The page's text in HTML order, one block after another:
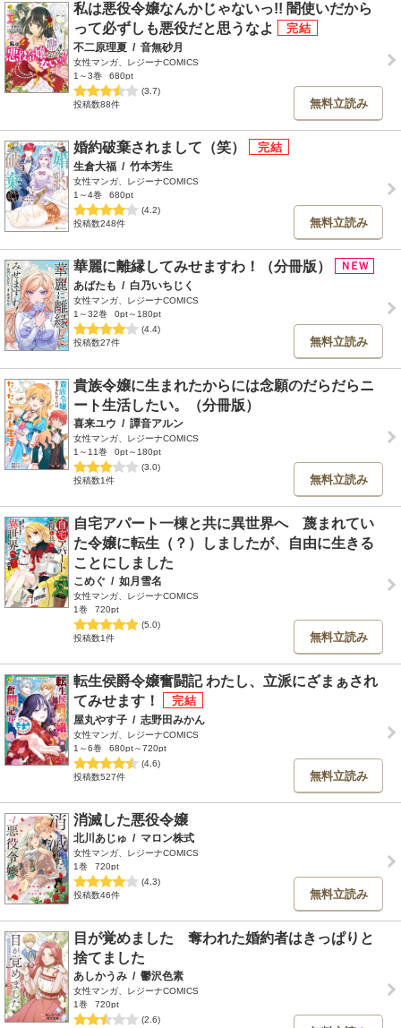
私は悪役令嬢なんかじゃないっ!! 闇使いだから
って必ずしも悪役だと思うなよ
不二原理夏 / 音無砂月
女性マンガ、レジーナCOMICS
1～3巻
680pt
(3.7)
投稿数88件
無料立読み
婚約破棄されまして（笑）
生倉大福 / 竹本芳生
女性マンガ、レジーナCOMICS
1～4巻
680pt
(4.2)
投稿数248件
無料立読み
華麗に離縁してみせますわ！（分冊版）
あばたも / 白乃いちじく
女性マンガ、レジーナCOMICS
1～32巻
0pt～180pt
(4.4)
投稿数27件
無料立読み
貴族令嬢に生まれたからには念願のだらだらニ
ート生活したい。（分冊版）
喜来ユウ / 譚音アルン
女性マンガ、レジーナCOMICS
1～11巻
0pt～180pt
(3.0)
投稿数1件
無料立読み
自宅アパート一棟と共に異世界へ 蔑まれてい
た令嬢に転生（？）しましたが、自由に生きる
ことにしました
こめぐ / 如月雪名
女性マンガ、レジーナCOMICS
1巻
720pt
(5.0)
投稿数1件
無料立読み
転生侯爵令嬢奮闘記 わたし、立派にざまぁされ
てみせます！
屋丸やす子 / 志野田みかん
女性マンガ、レジーナCOMICS
1～6巻
680pt～720pt
(4.6)
投稿数527件
無料立読み
消滅した悪役令嬢
北川あじゅ / マロン株式
女性マンガ、レジーナCOMICS
1巻
720pt
(4.3)
投稿数46件
無料立読み
目が覚めました 奪われた婚約者はきっぱりと
捨てました
あしかうみ / 鬱沢色素
女性マンガ、レジーナCOMICS
1巻
720pt
(2.6)